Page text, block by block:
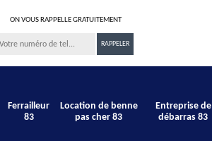
ON VOUS RAPPELLE GRATUITEMENT
Ferrailleur
83
Location de benne
pas cher 83
Entreprise de
débarras 83